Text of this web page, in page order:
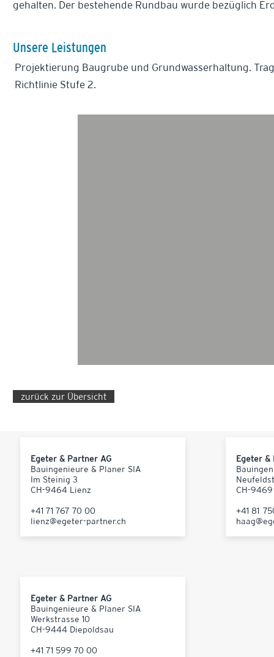
gehalten. Der bestehende Rundbau wurde bezüglich
Unsere Leistungen
Projektierung Baugrube und Grundwasserhaltung.
Richtlinie Stufe 2.
zurück zur Übersicht
Egeter & Partner AG
Bauingenieure & Planer SIA
Im Steinig 3
CH-9464 Lienz
+41 71 767 70 00
lienz@egeter-partner.ch
Egeter &
CH-
+41 81
Egeter & Partner AG
Bauingenieure & Planer SIA
Werkstrasse 10
CH-9444 Diepoldsau
+41 71 599 70 00